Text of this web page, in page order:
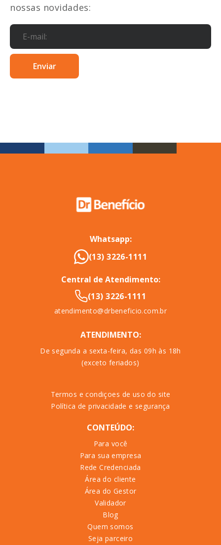
nossas novidades:
Whatsapp:
(13) 3226-1111
Central de Atendimento:
(13) 3226-1111
atendimento@drbeneficio.com.br
ATENDIMENTO:
De segunda a sexta-feira, das 09h às 18h
(exceto feriados)
Termos e condiçoes de uso do site
Política de privacidade e segurança
CONTEÚDO:
Para você
Para sua empresa
Rede Credenciada
Área do cliente
Área do Gestor
Validador
Blog
Quem somos
Seja parceiro